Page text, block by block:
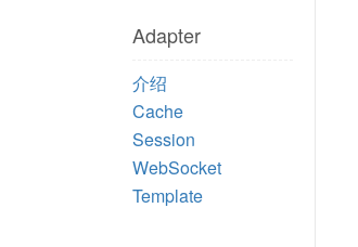
Adapter
介绍
Cache
Session
WebSocket
Template